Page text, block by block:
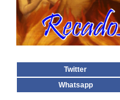
Twitter
Whatsapp